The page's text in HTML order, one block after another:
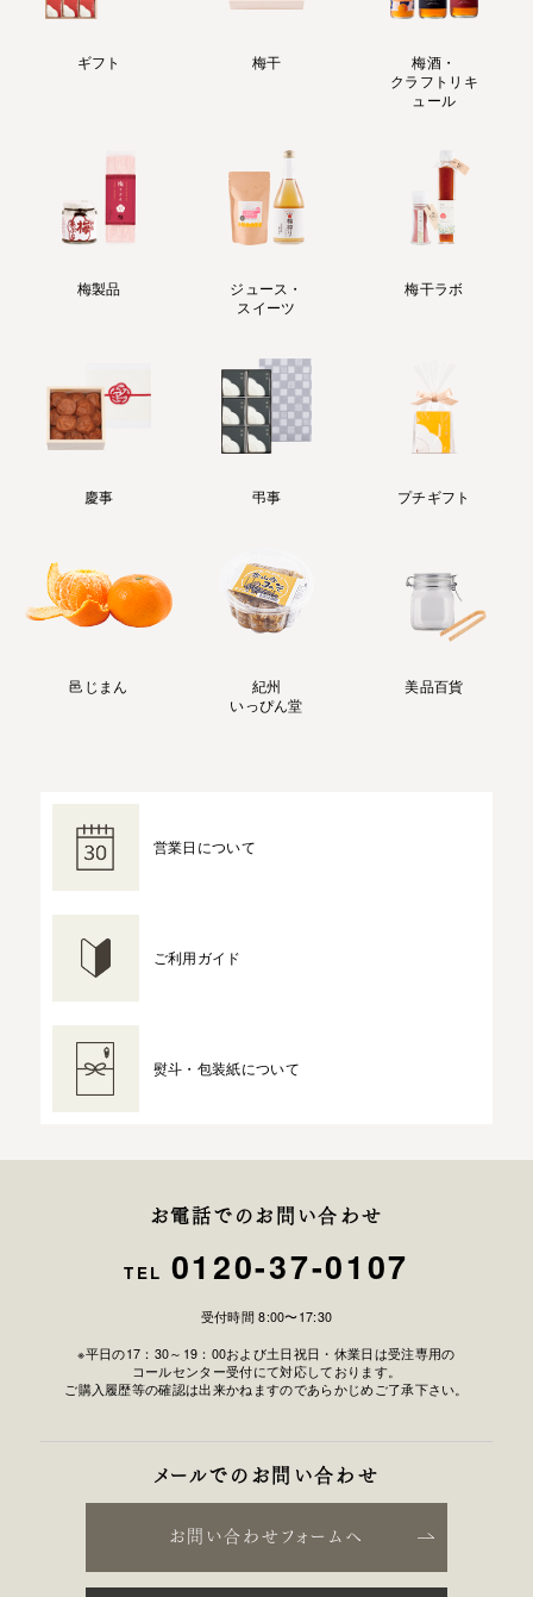
ギフト 梅干
梅酒・
クラフトリキ
ュール
梅製品
ジュース・
スイーツ
梅干ラボ
慶事 弔事 プチギフト
邑じまん
紀州
いっぴん堂
美品百貨
営業日について
ご利用ガイド
熨斗・包装紙について
お電話でのお問い合わせ
TEL 0120-37-0107
受付時間 8:00〜17:30
※平日の17：30～19：00および土日祝日・休業日は受注専用の
コールセンター受付にて対応しております。
ご購入履歴等の確認は出来かねますのであらかじめご了承下さい。
メールでのお問い合わせ
お問い合わせフォームへ